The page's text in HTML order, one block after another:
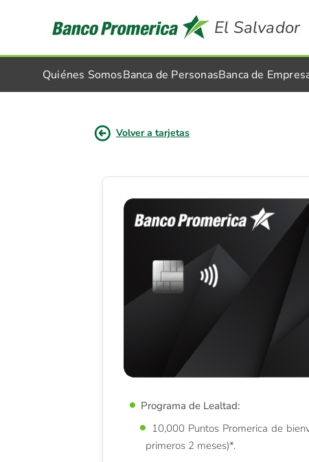
El Salvador
Quiénes SomosBanca de PersonasBanca de
Volver a tarjetas
Programa de Lealtad:
10,000 Puntos Promerica de
primeros 2 meses)*.